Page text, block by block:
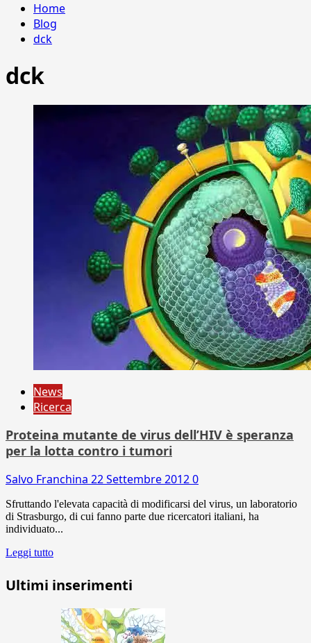
Home
Blog
dck
dck
News
Ricerca
Proteina mutante de virus dell’HIV è speranza
per la lotta contro i tumori
Salvo Franchina 22 Settembre 20120
Sfruttando l'elevata capacità di modificarsi del virus, un laboratorio
di Strasburgo, di cui fanno parte due ricercatori italiani, ha
individuato...
Leggi tutto
Ultimi inserimenti